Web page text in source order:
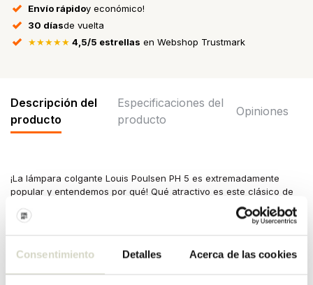
Consentimiento Detalles Acerca de las cookies
Envío rápidoy económico!
30 díasde vuelta
★★★★★ 4,5/5 estrellas en Webshop Trustmark
Descripción del
producto
Especificaciones del
producto
Opiniones
¡La lámpara colgante Louis Poulsen PH 5 es extremadamente
popular y entendemos por qué! Qué atractivo es este clásico de
Louis Poulsen. La lámpara está fabricada en aluminio y tiene un
tamaño de 50x26,7x50cm. Disponible en diferentes colores.
Material: aluminio